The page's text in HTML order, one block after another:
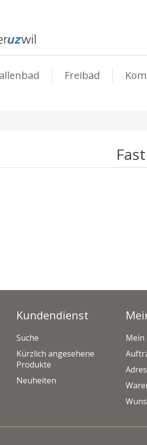
Freibad
Kundendienst
Suche
Kürzlich angesehene
Produkte
Neuheiten
Mein